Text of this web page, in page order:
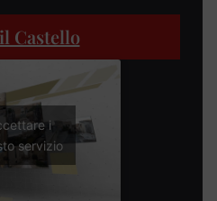
Castello
i
servizio